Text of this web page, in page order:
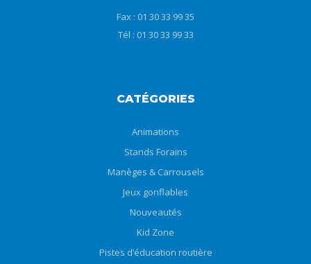
Fax : 01 30 33 99 35
Tél : 01 30 33 99 33
CATÉGORIES
Animations
Stands Forains
Manèges & Carrousels
Jeux gonflables
Nouveautés
Kid Zone
Pistes d’éducation routière